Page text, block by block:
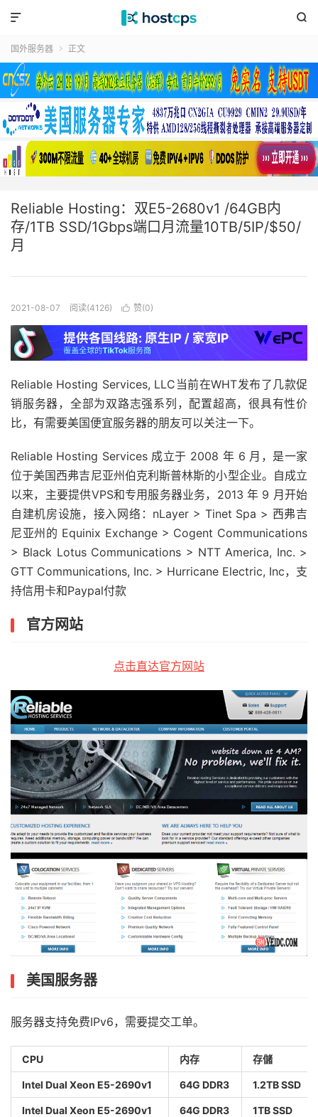


国外服务器  正文
Reliable Hosting：双E5-2680v1 /64GB内
存/1TB SSD/1Gbps端口月流量10TB/5IP/$50/
月
2021-08-07 阅读(4126)  赞(0)
Reliable Hosting Services, LLC当前在WHT发布了几款促
销服务器，全部为双路志强系列，配置超高，很具有性价
比，有需要美国便宜服务器的朋友可以关注一下。
Reliable Hosting Services 成立于 2008 年 6 月，是一家
位于美国西弗吉尼亚州伯克利斯普林斯的小型企业。自成立
以来，主要提供VPS和专用服务器业务，2013 年 9 月开始
自建机房设施，接入网络：nLayer > Tinet Spa > 西弗吉
尼亚州的 Equinix Exchange > Cogent Communications
> Black Lotus Communications > NTT America, Inc. >
GTT Communications, Inc. > Hurricane Electric, Inc，支
持信用卡和Paypal付款
官方网站
点击直达官方网站
美国服务器
服务器支持免费IPv6，需要提交工单。
CPU 内存 存儲
Intel Dual Xeon E5-2690v1 64G DDR3 1.2TB SSD
Intel Dual Xeon E5-2690v1 64G DDR3 1TB SSD